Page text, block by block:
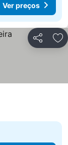
Ver preços
Partilhar